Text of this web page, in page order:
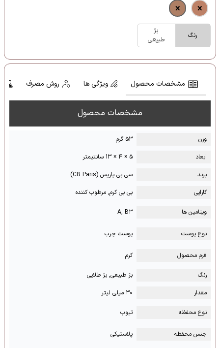
رنگ
بژ
طبیعی
مشخصات محصول ویژگی ها روش مصرف
مشخصات محصول
وزن
53 گرم
ابعاد
5 × 4 × 13 سانتیمتر
برند
سی بی پاریس (CB Paris)
کارایی
بی بی کرم, مرطوب کننده
ویتامین ها A, B۳
نوع پوست پوست چرب
فرم محصول کرم
رنگ
بژ طبیعی, بژ طلایی
مقدار
۳۰ میلی لیتر
نوع محفظه تیوب
جنس محفظه پلاستیکی